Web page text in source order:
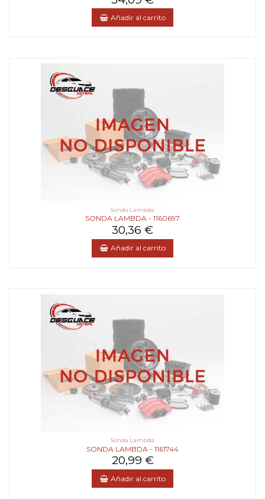
Añadir al carrito
Sonda Lambda
SONDA LAMBDA - 1160697
30,36 €
Añadir al carrito
Sonda Lambda
SONDA LAMBDA - 1161744
20,99 €
Añadir al carrito